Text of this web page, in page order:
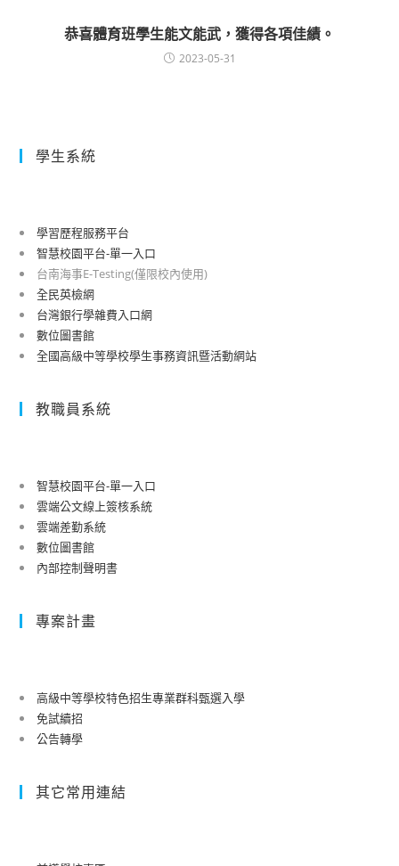
恭喜體育班學生能文能武，獲得各項佳績。
2023-05-31
學生系統
學習歷程服務平台
智慧校園平台-單一入口
台南海事E-Testing(僅限校內使用)
全民英檢網
台灣銀行學雜費入口網
數位圖書館
全國高級中等學校學生事務資訊暨活動網站
教職員系統
智慧校園平台-單一入口
雲端公文線上簽核系統
雲端差勤系統
數位圖書館
內部控制聲明書
專案計畫
高級中等學校特色招生專業群科甄選入學
免試續招
公告轉學
其它常用連結